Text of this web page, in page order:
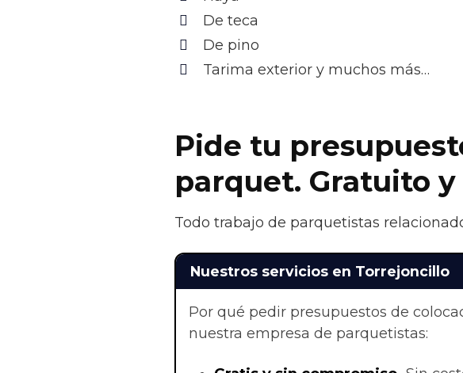
De teca
De pino
Tarima exterior y muchos más…
Pide tu
parquet. Gratuito
Todo trabajo de parquetistas
Nuestros servicios en Torrejoncillo
Por qué pedir presupuestos de
nuestra empresa de parquetistas: